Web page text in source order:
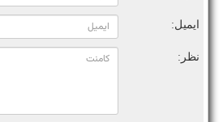
ایمیل:
نظر: